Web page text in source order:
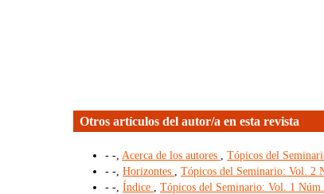
Otros artículos del autor/a en esta revista
- -, Acerca de los autores
Tópicos del
- -, Horizontes
Tópicos del Seminario: Vol. 2
- -, Índice
Tópicos del Seminario: Vol. 1